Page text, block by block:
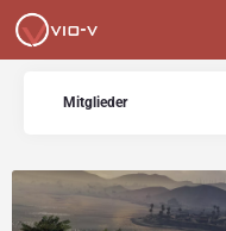
Mitglieder